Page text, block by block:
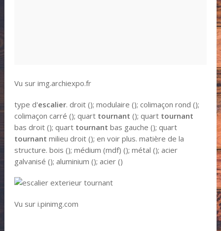
Vu sur img.archiexpo.fr
type d'escalier. droit (); modulaire (); colimaçon rond ();
colimaçon carré (); quart tournant (); quart tournant
bas droit (); quart tournant bas gauche (); quart
tournant milieu droit (); en voir plus. matière de la
structure. bois (); médium (mdf) (); métal (); acier
galvanisé (); aluminium (); acier ()
Vu sur i.pinimg.com